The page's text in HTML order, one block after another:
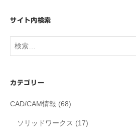
サイト内検索
検
カテゴリー
CAD/CAM情報 (68)
ソリッドワークス (17)